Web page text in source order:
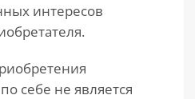
интересов
себе не является